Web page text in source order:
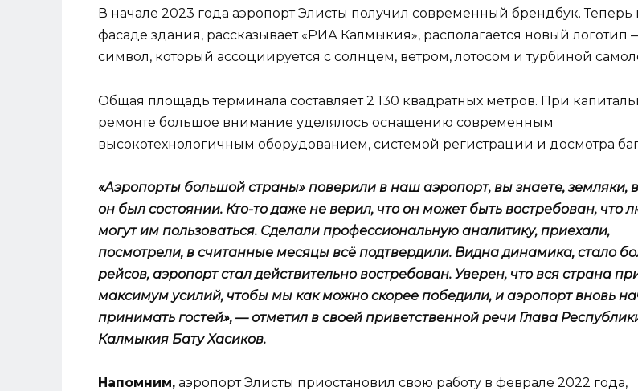
В начале 2023 года аэропорт Элисты получил современный брендбук. Теперь
фасаде здания, рассказывает «РИА Калмыкия», располагается новый логотип
символ, который ассоциируется с солнцем, ветром, лотосом и турбиной
Общая площадь терминала составляет 2 130 квадратных метров. При
ремонте большое внимание уделялось оснащению современным
высокотехнологичным оборудованием, системой регистрации и досмотра
«Аэропорты большой страны» поверили в наш аэропорт, вы знаете, земляки,
он был состоянии. Кто-то даже не верил, что он может быть востребован, что
могут им пользоваться. Сделали профессиональную аналитику, приехали,
посмотрели, в считанные месяцы всё подтвердили. Видна динамика, стало
рейсов, аэропорт стал действительно востребован. Уверен, что вся страна
максимум усилий, чтобы мы как можно скорее победили, и аэропорт вновь
принимать гостей», — отметил в своей приветственной речи Глава
Калмыкия Бату Хасиков.
Напомним, аэропорт Элисты приостановил свою работу в феврале 2022 года,